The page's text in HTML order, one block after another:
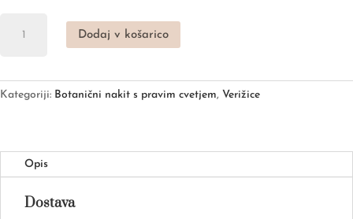
lesu,
Dodaj v košarico
Kategoriji: Botanični nakit s pravim cvetjem, Verižice
Opis
Dostava